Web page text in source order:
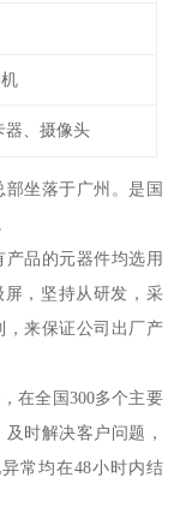
器、摄像头
部坐落于广州。是国
品的元器件均选用
，坚持从研发，采
，来保证公司出厂产
在全国300多个主要
时解决客户问题，
常均在48小时内结